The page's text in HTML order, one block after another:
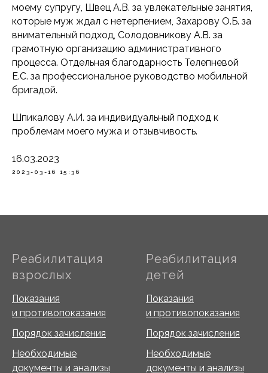
моему супругу, Швец А.В. за увлекательные занятия,
которые муж ждал с нетерпением, Захарову О.Б. за
внимательный подход, Солодовникову А.В. за
грамотную организацию административного
процесса. Отдельная благодарность Телепневой
Е.С. за профессиональное руководство мобильной
бригадой.
Шпикалову А.И. за индивидуальный подход к
проблемам моего мужа и отзывчивость.
16.03.2023
2023-03-16 15:36
Реабилитация
взрослых
Показания
и противопоказания
Порядок зачисления
Необходимые
документы и анализы
Реабилитация
детей
Показания
и противопоказания
Порядок зачисления
Необходимые
документы и анализы